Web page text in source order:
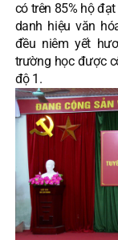
có trên 85% hộ
danh hiệu văn
đều niêm yết
trường học được
độ 1.